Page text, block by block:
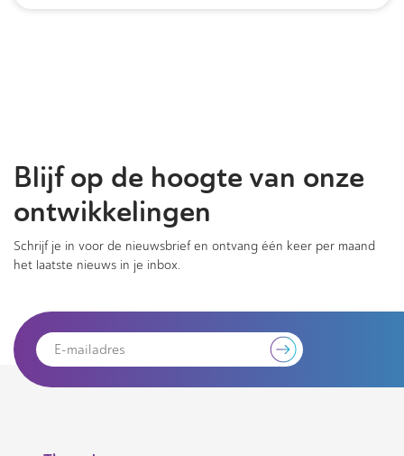
Blijf op de hoogte van onze
ontwikkelingen
Schrijf je in voor de nieuwsbrief en ontvang één keer per maand
het laatste nieuws in je inbox.